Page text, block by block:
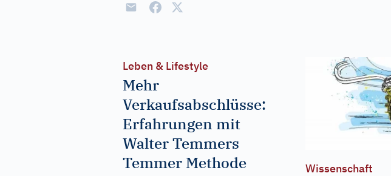
Leben & Lifestyle
Mehr
Verkaufsabschlüsse:
Erfahrungen mit
Walter Temmers
Temmer Methode
Wissenschaft